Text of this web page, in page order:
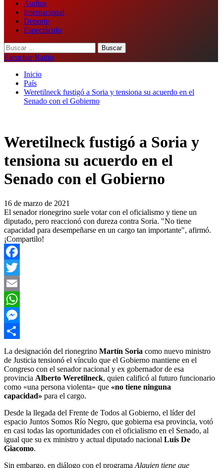
Audios
Internacional
Deporte
Espectáculo
Buscar:
Escuchar Radio
Inicio
País
Weretilneck fustigó a Soria y tensiona su acuerdo en el
Senado con el Gobierno
Weretilneck fustigó a Soria y
tensiona su acuerdo en el
Senado con el Gobierno
16 de marzo de 2021
El senador rionegrino suele votar con el oficialismo y tiene un
diputado, pero reaccionó con dureza contra Soria. "No tiene
capacidad para desempeñarse en un cargo tan importante", afirmó.
¡Compartilo!
Facebook
Twitter
Email
WhatsApp
Messenger
Compartir
La designación del rionegrino Martín Soria como nuevo ministro
de Justicia tensionó el vínculo que el Gobierno mantiene en el
Congreso con el senador nacional y ex gobernador de esa
provincia Alberto Weretilneck, quien calificó al futuro funcionario
como «una persona violenta» que «no tiene ninguna
capacidad» para el cargo.
Desde la llegada del Frente de Todos al Gobierno, el líder del
espacio Juntos Somos Río Negro, que gobierna esa provincia, votó
en casi todas las oportunidades con el oficialismo en el Senado, al
igual que su ex ministro y actual diputado nacional Luis De
Giacomo.
Sin embargo, en diálogo con el programa Alguien tiene que